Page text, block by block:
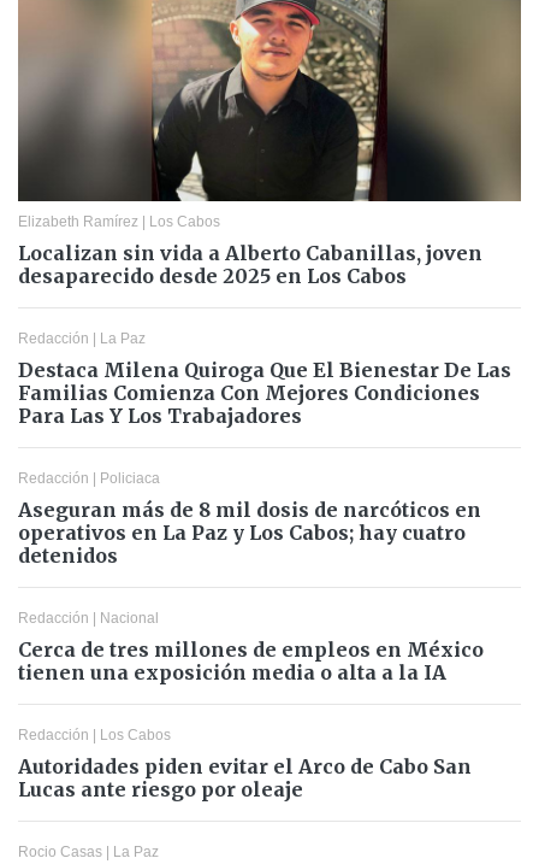
Elizabeth Ramírez Los Cabos
Localizan sin vida a Alberto Cabanillas, joven
desaparecido desde 2025 en Los Cabos
Redacción La Paz
Destaca Milena Quiroga Que El Bienestar De Las
Familias Comienza Con Mejores Condiciones
Para Las Y Los Trabajadores
Redacción Policiaca
Aseguran más de 8 mil dosis de narcóticos en
operativos en La Paz y Los Cabos; hay cuatro
detenidos
Redacción Nacional
Cerca de tres millones de empleos en México
tienen una exposición media o alta a la IA
Redacción Los Cabos
Autoridades piden evitar el Arco de Cabo San
Lucas ante riesgo por oleaje
Rocio Casas La Paz